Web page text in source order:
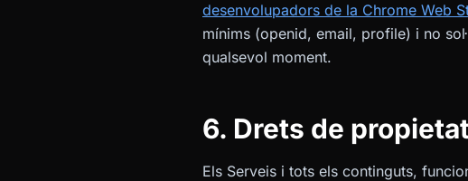
desenvolupadors de la Chrome Web
mínims (openid, email, profile) i no
qualsevol moment.
6. Drets de
Els Serveis i tots els continguts,